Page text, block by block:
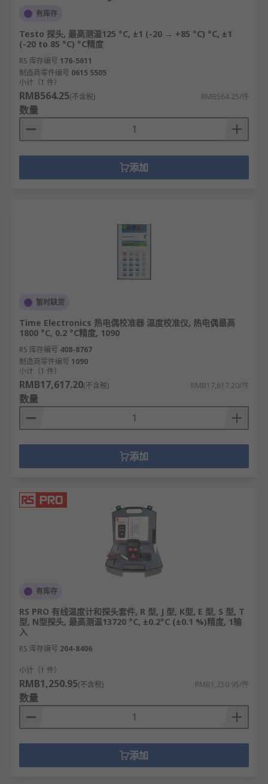
有库存
Testo 探头, 最高测温125 °C, ±1 (-20 → +85 °C) °C, ±1
(-20 to 85 °C) °C精度
RS 库存编号 176-5611
制造商零件编号 0615 5505
小计（1 件）
RMB564.25(不含税) RMB564.25/件
数量
添加
暂时缺货
Time Electronics 热电偶校准器 温度校准仪, 热电偶最高
1800 °C, 0.2 °C精度, 1090
RS 库存编号 408-8767
制造商零件编号 1090
小计（1 件）
RMB17,617.20(不含税) RMB17,617.20/件
数量
添加
有库存
RS PRO 有线温度计和探头套件, R 型, J 型, K型, E 型, S 型, T
型, N型探头, 最高测温13720 °C, ±0.2°C (±0.1 %)精度, 1输
入
RS 库存编号 204-8406
小计（1 件）
RMB1,250.95(不含税) RMB1,250.95/件
数量
添加